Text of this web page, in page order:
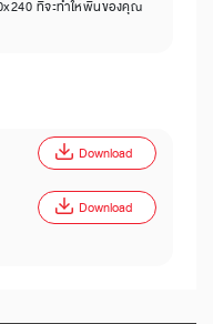
ที่จะทำให้พื้นของคุณ
Download
Download